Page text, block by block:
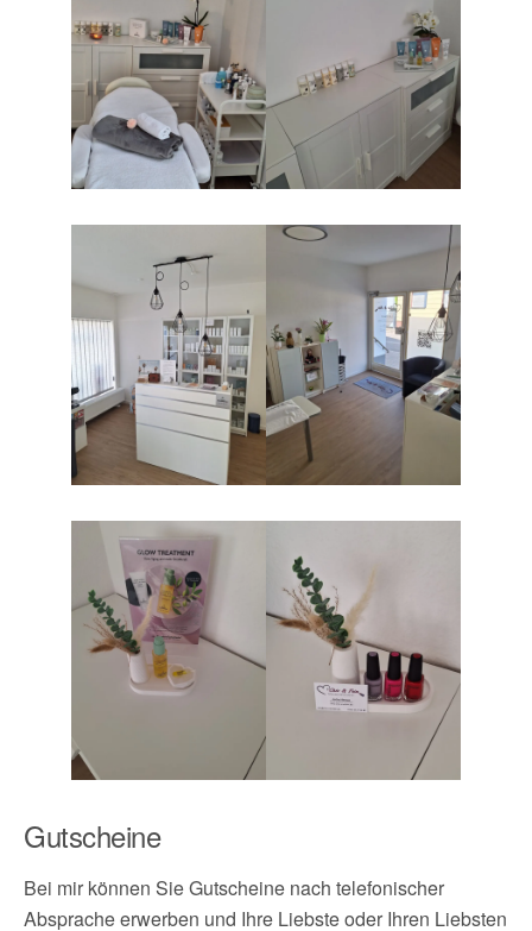
Gutscheine
Bei mir können Sie Gutscheine nach telefonischer
Absprache erwerben und Ihre Liebste oder Ihren Liebsten